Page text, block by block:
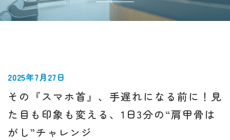
2025年7月27日
その『スマホ首』、手遅れになる前に！見
た目も印象も変える、1日3分の“肩甲骨は
がし”チャレンジ